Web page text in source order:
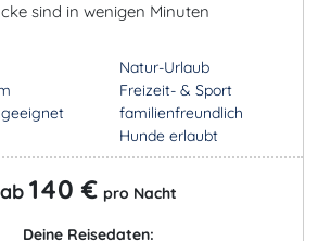
sind in wenigen Minuten
Natur-Urlaub
Freizeit- & Sport
familienfreundlich
Hunde erlaubt
ab 140 € pro Nacht
Deine Reisedaten: